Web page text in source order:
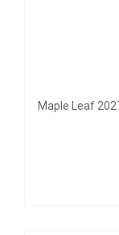
Maple Leaf